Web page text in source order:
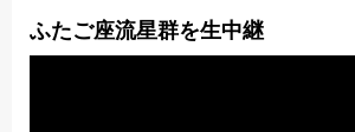
ふたご座流星群を生中継